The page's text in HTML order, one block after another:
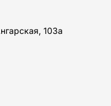
103а